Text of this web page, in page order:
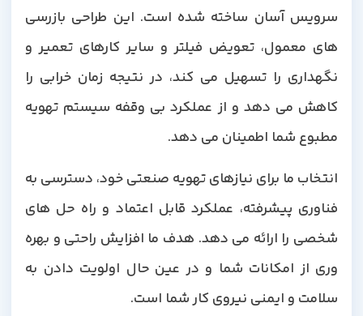
سرویس آسان ساخته شده است. این طراحی بازرسی
های معمول، تعویض فیلتر و سایر کارهای تعمیر و
نگهداری را تسهیل می کند، در نتیجه زمان خرابی را
کاهش می دهد و از عملکرد بی وقفه سیستم تهویه
مطبوع شما اطمینان می دهد.
انتخاب ما برای نیازهای تهویه صنعتی خود، دسترسی به
فناوری پیشرفته، عملکرد قابل اعتماد و راه حل های
شخصی را ارائه می دهد. هدف ما افزایش راحتی و بهره
وری از امکانات شما و در عین حال اولویت دادن به
سلامت و ایمنی نیروی کار شما است.